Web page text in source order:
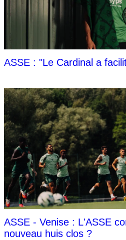
ASSE : "Le Cardinal a
ASSE - Venise : L'ASSE
nouveau huis clos ?